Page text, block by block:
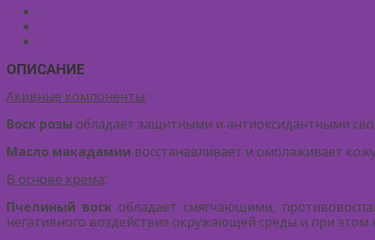
ОПИСАНИЕ
Акивные компоненты:
Воск розы обладает защитными и антиоксидантными
Масло макадамии восстанавливает и омолаживает
В основе крема:
Пчелиный воскобладает смягчающими,
негативного воздействия окружающей среды и при этом